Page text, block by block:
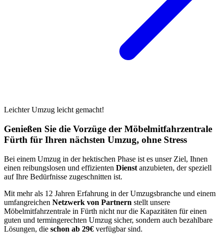
Leichter Umzug leicht gemacht!
Genießen Sie die Vorzüge der Möbelmitfahrzentrale
Fürth für Ihren nächsten Umzug, ohne Stress
Bei einem Umzug in der hektischen Phase ist es unser Ziel, Ihnen
einen reibungslosen und effizienten Dienst anzubieten, der speziell
auf Ihre Bedürfnisse zugeschnitten ist.
Mit mehr als 12 Jahren Erfahrung in der Umzugsbranche und einem
umfangreichen Netzwerk von Partnern stellt unsere
Möbelmitfahrzentrale in Fürth nicht nur die Kapazitäten für einen
guten und termingerechten Umzug sicher, sondern auch bezahlbare
Lösungen, die schon ab 29€ verfügbar sind.